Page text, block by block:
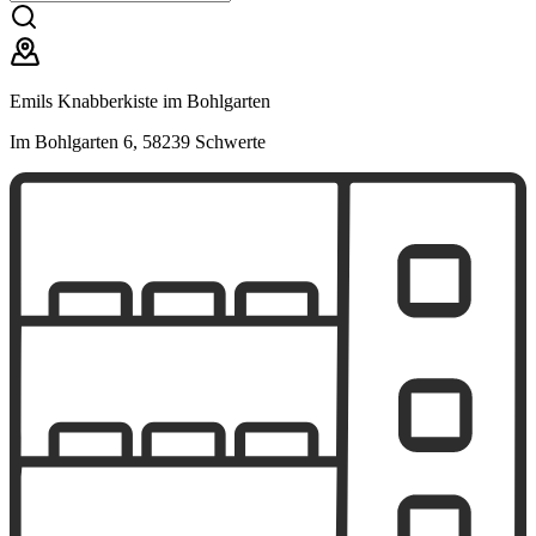
Emils Knabberkiste im Bohlgarten
Im Bohlgarten 6, 58239 Schwerte